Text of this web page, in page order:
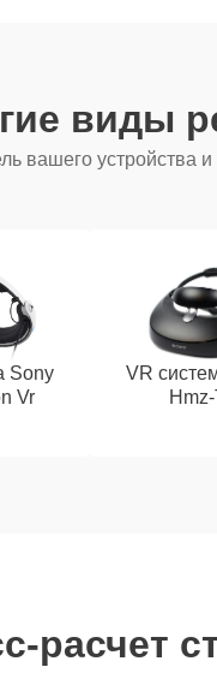
виды
вашего устройства
Sony
Vr
VR
расчет